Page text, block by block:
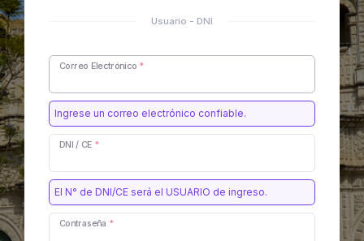
Usuario - DNI
Correo Electrónico *
Ingrese un correo electrónico confiable.
DNI / CE *
El N° de DNI/CE será el USUARIO de ingreso.
Contraseña *